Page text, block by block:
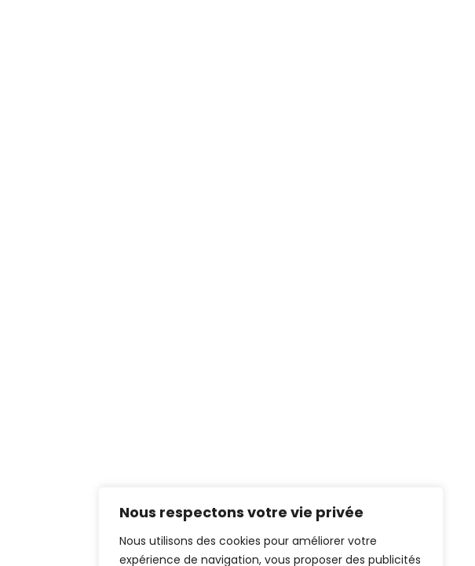
Nous respectons votre vie privée
Nous utilisons des cookies pour améliorer votre
expérience de navigation, vous proposer des publicités